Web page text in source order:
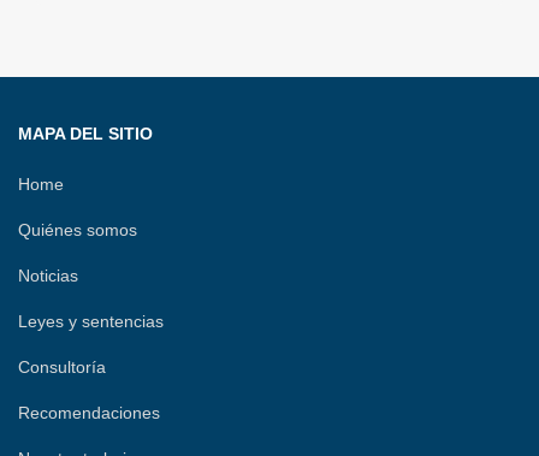
MAPA DEL SITIO
Home
Quiénes somos
Noticias
Leyes y sentencias
Consultoría
Recomendaciones